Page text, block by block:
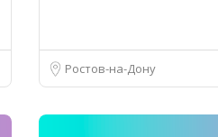
Ростов-на-Дону